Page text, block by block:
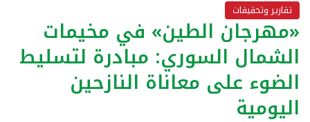
تقارير وتحقيقات
«مهرجان الطين» في مخيمات
الشمال السوري: مبادرة لتسليط
الضوء على معاناة النازحين
اليومية